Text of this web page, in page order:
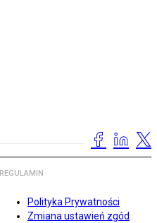
REGULAMIN
Polityka Prywatności
Zmiana ustawień zgód